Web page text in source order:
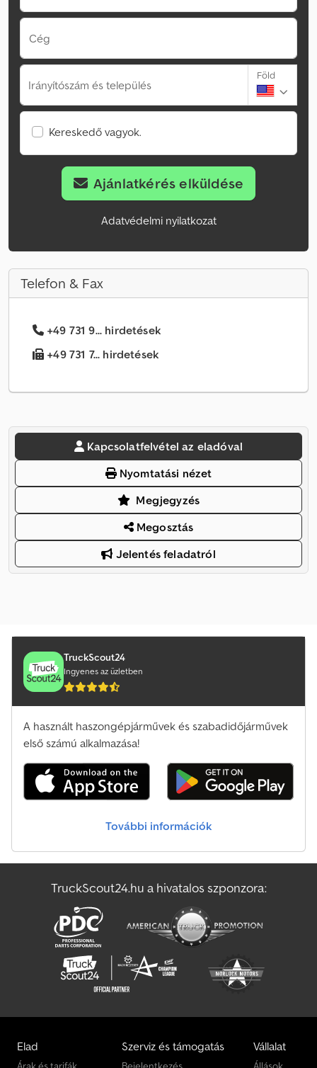
Cég
Irányítószám és település
Föld
Kereskedő vagyok.
Ajánlatkérés elküldése
Adatvédelmi nyilatkozat
Telefon & Fax
+49 731 9... hirdetések
+49 731 7... hirdetések
Kapcsolatfelvétel az eladóval
Nyomtatási nézet
Megjegyzés
Megosztás
Jelentés feladatról
TruckScout24
Ingyenes az üzletben
A használt haszongépjárművek és szabadidőjárművek
első számú alkalmazása!
További információk
TruckScout24.hu a hivatalos szponzora:
Elad Szerviz és támogatás Vállalat